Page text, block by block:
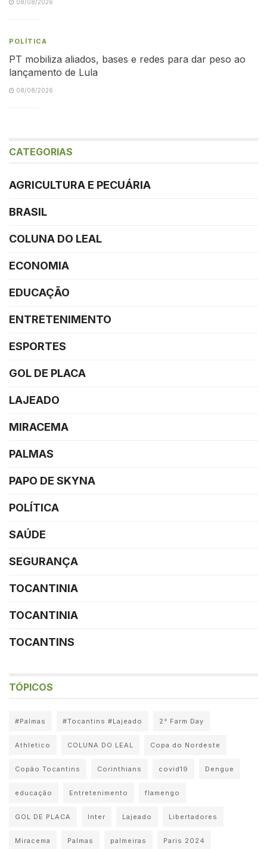
08/08/2026
POLÍTICA
PT mobiliza aliados, bases e redes para dar peso ao
lançamento de Lula
08/08/2026
CATEGORIAS
AGRICULTURA E PECUÁRIA
BRASIL
COLUNA DO LEAL
ECONOMIA
EDUCAÇÃO
ENTRETENIMENTO
ESPORTES
GOL DE PLACA
LAJEADO
MIRACEMA
PALMAS
PAPO DE SKYNA
POLÍTICA
SAÚDE
SEGURANÇA
TOCANTINIA
TOCANTINIA
TOCANTINS
TÓPICOS
#Palmas #Tocantins #Lajeado 2° Farm Day
Athletico COLUNA DO LEAL Copa do Nordeste
Copão Tocantins Corinthians covid19 Dengue
educação Entretenimento flamengo
GOL DE PLACA Inter Lajeado Libertadores
Miracema Palmas palmeiras Paris 2024